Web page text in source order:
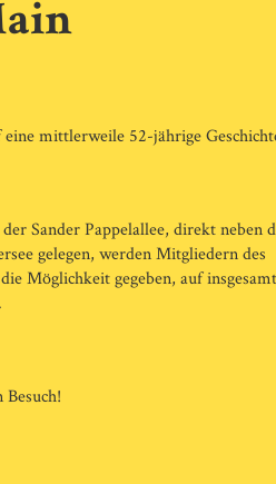
mittlerweile 52-jährige
Sander Pappelallee, direkt neben
gelegen, werden Mitgliedern des
Möglichkeit gegeben, auf